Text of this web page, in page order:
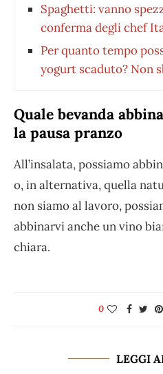
Spaghetti: vanno
conferma degli chef
Per quanto tempo
yogurt scaduto? Non
Quale bevanda
la pausa pranzo
All’insalata, possiamo
o, in alternativa, quella
non siamo al lavoro,
abbinarvi anche un vino
chiara.
0
LEGGI